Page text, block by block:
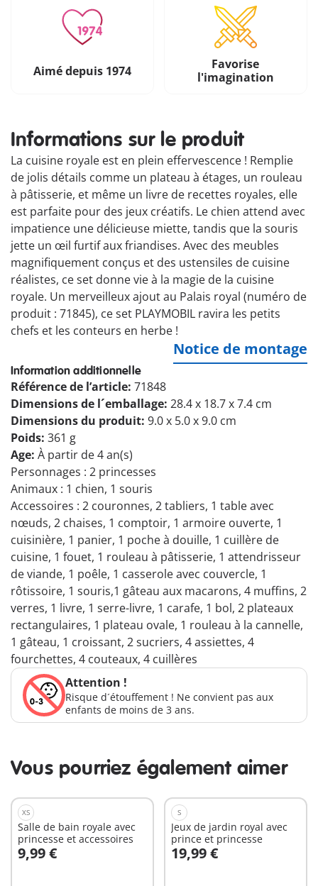
Aimé depuis 1974
Favorise
l'imagination
Informations sur le produit
La cuisine royale est en plein effervescence ! Remplie
de jolis détails comme un plateau à étages, un rouleau
à pâtisserie, et même un livre de recettes royales, elle
est parfaite pour des jeux créatifs. Le chien attend avec
impatience une délicieuse miette, tandis que la souris
jette un œil furtif aux friandises. Avec des meubles
magnifiquement conçus et des ustensiles de cuisine
réalistes, ce set donne vie à la magie de la cuisine
royale. Un merveilleux ajout au Palais royal (numéro de
produit : 71845), ce set PLAYMOBIL ravira les petits
chefs et les conteurs en herbe !
Notice de montage
Information additionnelle
Référence de l’article: 71848
Dimensions de l´emballage: 28.4 x 18.7 x 7.4 cm
Dimensions du produit: 9.0 x 5.0 x 9.0 cm
Poids: 361 g
Age: À partir de 4 an(s)
Personnages : 2 princesses
Animaux : 1 chien, 1 souris
Accessoires : 2 couronnes, 2 tabliers, 1 table avec
nœuds, 2 chaises, 1 comptoir, 1 armoire ouverte, 1
cuisinière, 1 panier, 1 poche à douille, 1 cuillère de
cuisine, 1 fouet, 1 rouleau à pâtisserie, 1 attendrisseur
de viande, 1 poêle, 1 casserole avec couvercle, 1
rôtissoire, 1 souris,1 gâteau aux macarons, 4 muffins, 2
verres, 1 livre, 1 serre-livre, 1 carafe, 1 bol, 2 plateaux
rectangulaires, 1 plateau ovale, 1 rouleau à la cannelle,
1 gâteau, 1 croissant, 2 sucriers, 4 assiettes, 4
fourchettes, 4 couteaux, 4 cuillères
Attention !
Risque d´étouffement ! Ne convient pas aux
enfants de moins de 3 ans.
Vous pourriez également aimer
XS
Salle de bain royale avec
princesse et accessoires
9,99 €
Au panier
S
Jeux de jardin royal avec
prince et princesse
19,99 €
Au panier